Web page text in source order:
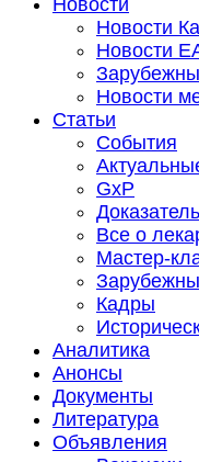
Новости
Новости
Новости
Статьи
События
GxP
Все о
Мастер-
Кадры
Аналитика
Анонсы
Документы
Литература
Объявления